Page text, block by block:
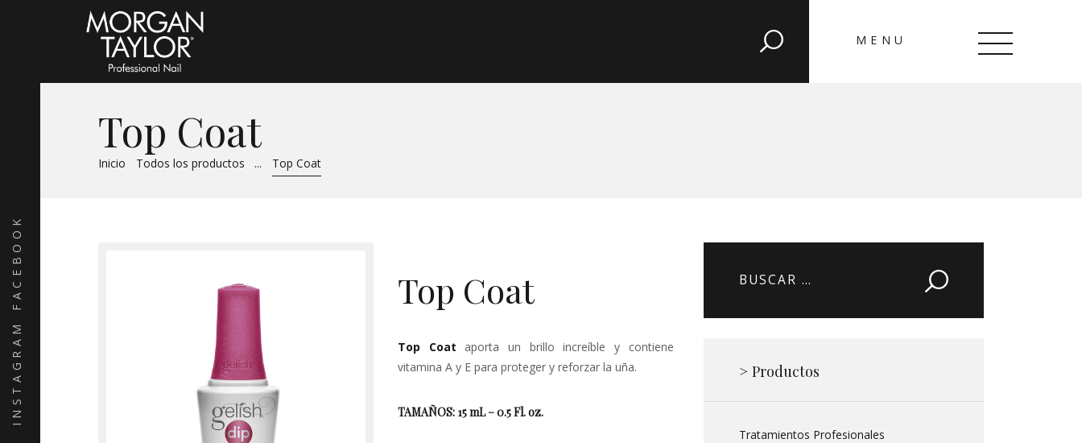
FACEBOOK
INSTAGRAM
MENU
Top Coat
Inicio Todos los productos ... Top Coat
CLOSE
Tutoriales
Contacto
Top Coat
Top Coat aporta un brillo increíble y contiene
vitamina A y E para proteger y reforzar la uña.
TAMAÑOS: 15 mL – 0.5 Fl. oz.
Buscar:
> Productos
Tratamientos Profesionales